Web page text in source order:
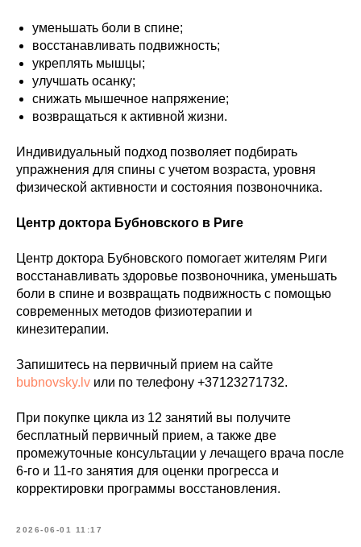
уменьшать боли в спине;
восстанавливать подвижность;
укреплять мышцы;
улучшать осанку;
снижать мышечное напряжение;
возвращаться к активной жизни.
Индивидуальный подход позволяет подбирать
упражнения для спины с учетом возраста, уровня
физической активности и состояния позвоночника.
Центр доктора Бубновского в Риге
Центр доктора Бубновского помогает жителям Риги
восстанавливать здоровье позвоночника, уменьшать
боли в спине и возвращать подвижность с помощью
современных методов физиотерапии и
кинезитерапии.
Запишитесь на первичный прием на сайте
bubnovsky.lv или по телефону +37123271732.
При покупке цикла из 12 занятий вы получите
бесплатный первичный прием, а также две
промежуточные консультации у лечащего врача после
6-го и 11-го занятия для оценки прогресса и
корректировки программы восстановления.
2026-06-01 11:17
Записаться
на консультацию
Эл. адрес*
Ваш телефон*